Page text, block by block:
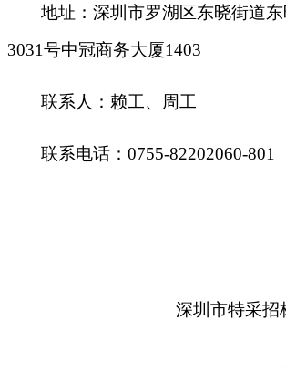
地址：深圳市罗湖区东晓街道
3031号中冠商务大厦1403
联系人：赖工、周工
联系电话：0755-82202060-801
深圳市特采招